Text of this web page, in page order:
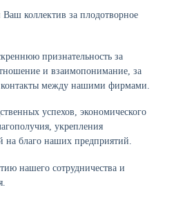
коллектив за плодотворное
признательность за
и взаимопонимание, за
между нашими фирмами.
успехов, экономического
укрепления
на благо наших предприятий.
нашего сотрудничества и